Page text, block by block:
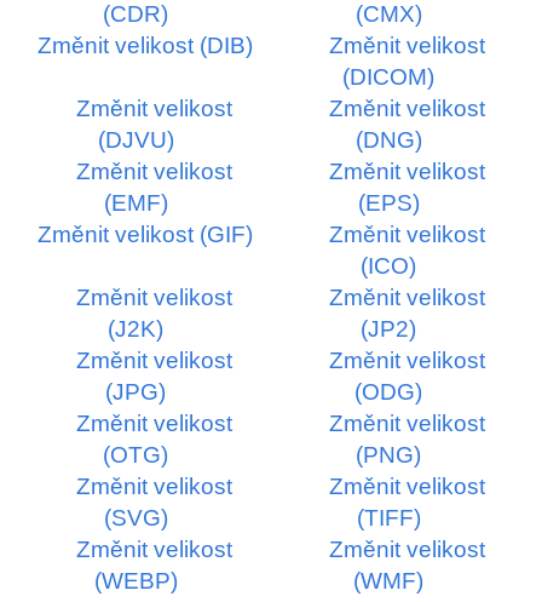
(CDR)
(CMX)
Změnit velikost (DIB)
Změnit velikost
(DICOM)
Změnit velikost
(DJVU)
Změnit velikost
(DNG)
Změnit velikost
(EMF)
Změnit velikost
(EPS)
Změnit velikost (GIF)
Změnit velikost
(ICO)
Změnit velikost
(J2K)
Změnit velikost
(JP2)
Změnit velikost
(JPG)
Změnit velikost
(ODG)
Změnit velikost
(OTG)
Změnit velikost
(PNG)
Změnit velikost
(SVG)
Změnit velikost
(TIFF)
Změnit velikost
(WEBP)
Změnit velikost
(WMF)